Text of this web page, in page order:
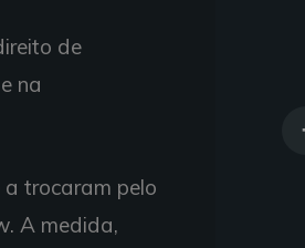
de
na
a trocaram pelo
A medida,